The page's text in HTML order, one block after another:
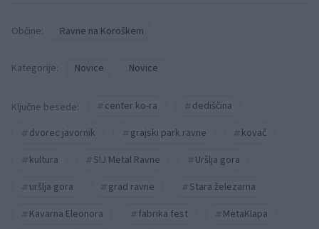
Občine: Ravne na Koroškem
Kategorije: Novice Novice
Ključne besede: center ko-ra
dediščina
dvorec javornik
grajski park ravne
kovač
kultura
SIJ Metal Ravne
Uršlja gora
uršlja gora
grad ravne
Stara železarna
Kavarna Eleonora
fabrika fest
MetaKlapa